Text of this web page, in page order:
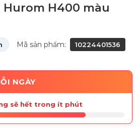
Hurom H400 màu
Mã sản phẩm: 10224401536
NGÀY
sẽ hết trong ít phút